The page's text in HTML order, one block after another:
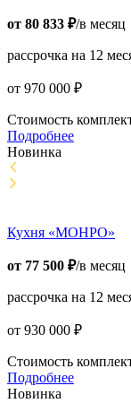
от 80 833 ₽/в месяц
рассрочка на 12
от 970 000 ₽
Стоимость
Подробнее
Новинка
Кухня «МОНРО»
от 77 500 ₽/в месяц
рассрочка на 12
от 930 000 ₽
Стоимость
Подробнее
Новинка